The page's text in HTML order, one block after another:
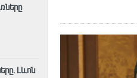
Լևոն